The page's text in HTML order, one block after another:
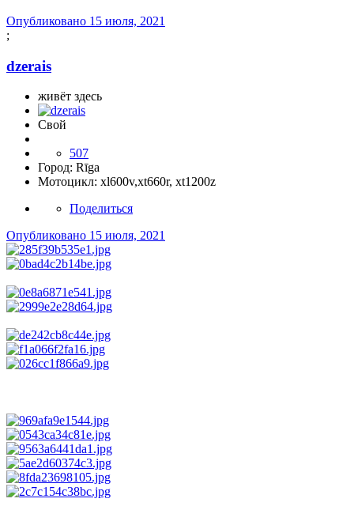
Опубликовано 15 июля, 2021
;
dzerais
живёт здесь
Свой
507
Город: Rīga
Мотоцикл: xl600v,xt660r, xt1200z
Поделиться
Опубликовано 15 июля, 2021